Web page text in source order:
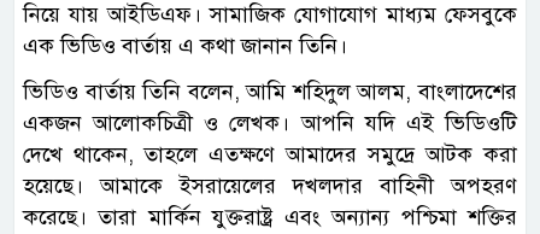
নিয়ে যায় আইডিএফ। সামাজিক যোগাযোগ মাধ্যম ফেসবুকে
এক ভিডিও বার্তায় এ কথা জানান তিনি।
ভিডিও বার্তায় তিনি বলেন, আমি শহিদুল আলম, বাংলাদেশের
একজন আলোকচিত্রী ও লেখক। আপনি যদি এই ভিডিওটি
দেখে থাকেন, তাহলে এতক্ষণে আমাদের সমুদ্রে আটক করা
হয়েছে। আমাকে ইসরায়েলের দখলদার বাহিনী অপহরণ
করেছে। তারা মার্কিন যুক্তরাষ্ট্র এবং অন্যান্য পশ্চিমা শক্তির